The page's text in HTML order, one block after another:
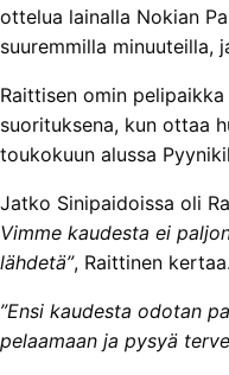
ottelua lainalla Nokian
suuremmilla minuuteilla,
Raittisen omin
suorituksena, kun ottaa
toukokuun alussa
Jatko Sinipaidoissa oli
Vimme kaudesta ei
lähdetä”, Raittinen kertaa.
”Ensi kaudesta odotan
pelaamaan ja pysyä